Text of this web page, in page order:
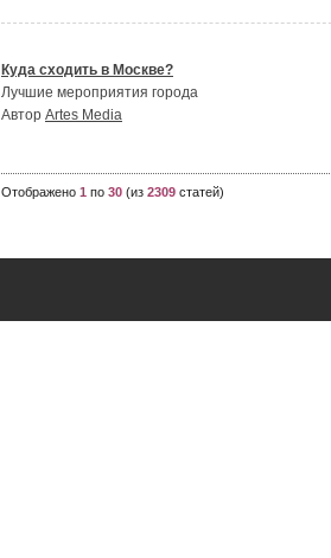
Куда сходить в Москве?
Лучшие мероприятия города
Автор Artes Media
Отображено 1 по 30 (из 2309 статей)